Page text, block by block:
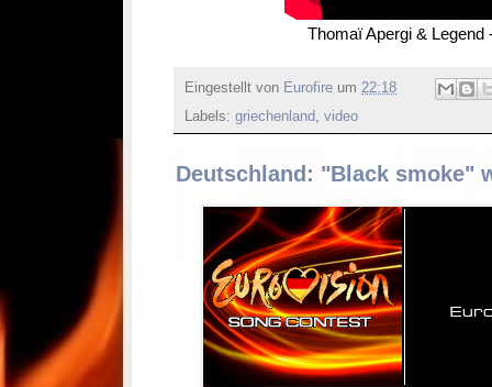
Thomaï Apergi &
Eingestellt von Eurofire um 22:18
Labels: griechenland, video
Deutschland: "Black smoke"